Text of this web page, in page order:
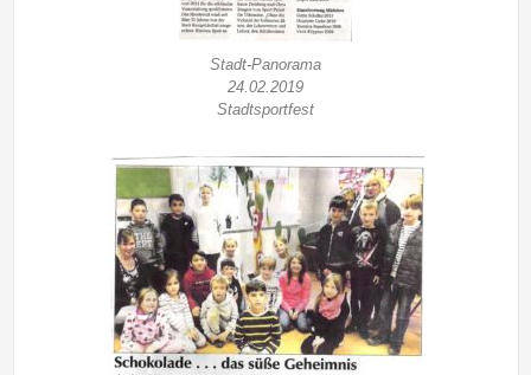
Stadt-Panorama
24.02.2019
Stadtsportfest